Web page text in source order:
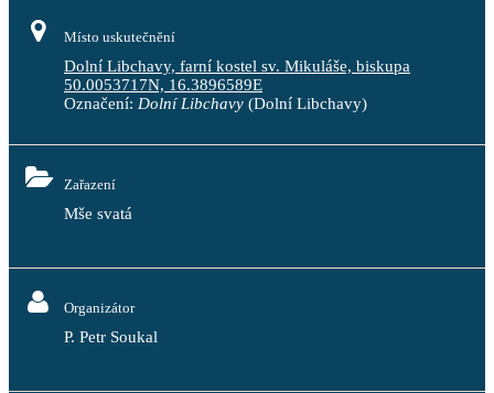
Místo uskutečnění
Dolní Libchavy, farní kostel sv. Mikuláše, biskupa
50.0053717N, 16.3896589E
Označení: Dolní Libchavy (Dolní Libchavy)
Zařazení
Mše svatá
Organizátor
P. Petr Soukal